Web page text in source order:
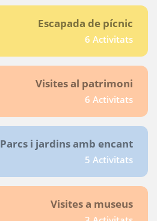
Escapada de pícnic
6 Activitats
Visites al patrimoni
6 Activitats
Parcs i jardins amb encant
5 Activitats
Visites a museus